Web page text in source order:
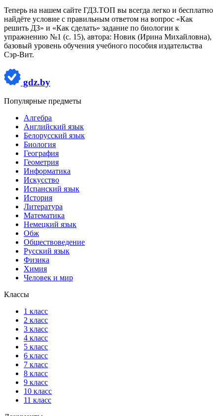
Теперь на нашем сайте ГДЗ.ТОП вы всегда легко и бесплатно
найдёте условие с правильным ответом на вопрос «Как
решить ДЗ» и «Как сделать» задание по биологии к
упражнению №1 (с. 15), автора: Новик (Ирина Михайловна),
базовый уровень обучения учебного пособия издательства
Сэр-Вит.
gdz.by
Популярные предметы
Алгебра
Английский язык
Белорусский язык
Биология
География
Геометрия
Информатика
Искусство
Испанский язык
История
Литература
Математика
Немецкий язык
Обж
Обществоведение
Русский язык
Физика
Химия
Человек и мир
Классы
1 класс
2 класс
3 класс
4 класс
5 класс
6 класс
7 класс
8 класс
9 класс
10 класс
11 класс